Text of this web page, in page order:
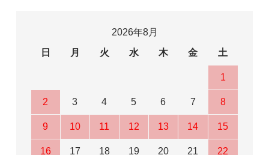
2026年8月
日
月 火 水 木 金 土
1
2 3 4 5 6 7 8
9 10 11 12 13 14 15
16 17 18 19 20 21 22